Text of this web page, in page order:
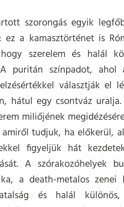
szorongás egyik
ez a kamasztörténet is
szerelem és halál
puritán színpadot, ahol
választják el
hátul egy csontváz
miliőjének
tudjuk, ha előkerül,
figyeljük hát
A szórakozóhelyek
a death-metalos zenei
és halál különös,